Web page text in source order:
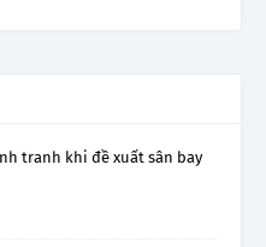
tranh khi đề xuất sân bay